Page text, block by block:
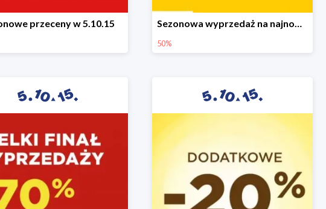
przeceny w 5.10.15 Sezonowa wyprzedaż na najnowszą kolekcję do -50%
50%